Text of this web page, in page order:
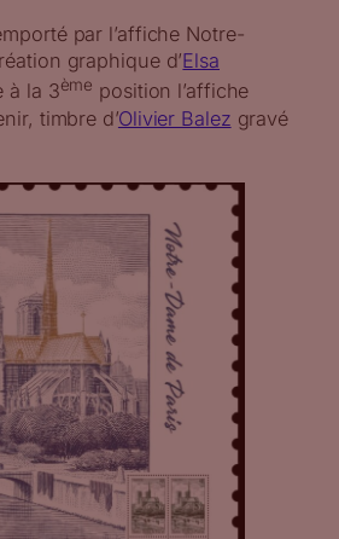
par l’affiche Notre-
graphique d’Elsa
à la 3ème position l’affiche
timbre d’Olivier Balez gravé